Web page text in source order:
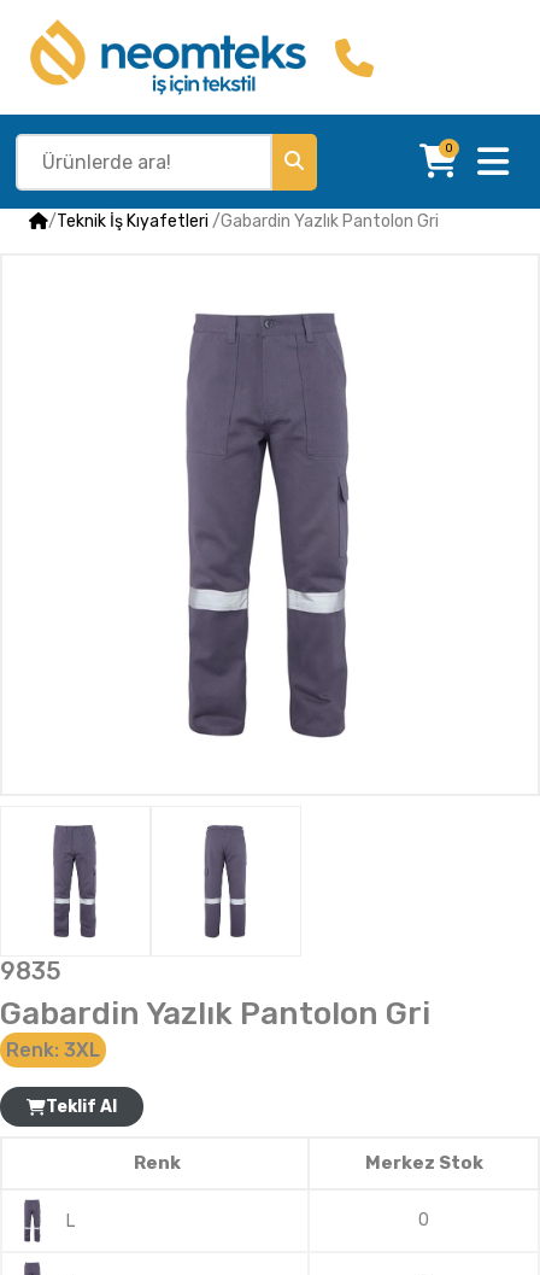
0
/Teknik İş Kıyafetleri /Gabardin Yazlık Pantolon Gri
9835
Gabardin Yazlık Pantolon Gri
Renk: 3XL
Teklif Al
Renk Merkez Stok
L 0